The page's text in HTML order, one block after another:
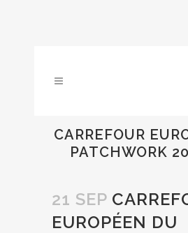
CARREFOUR
PATCHWORK
21 SEP
EUROPÉEN DU